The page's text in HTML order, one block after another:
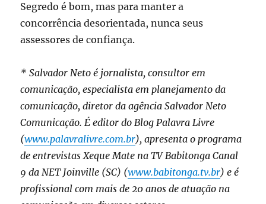
Segredo é bom, mas para manter a
concorrência desorientada, nunca seus
assessores de confiança.
* Salvador Neto é jornalista, consultor em
comunicação, especialista em planejamento da
comunicação, diretor da agência Salvador Neto
Comunicação. É editor do Blog Palavra Livre
(www.palavralivre.com.br), apresenta o programa
de entrevistas Xeque Mate na TV Babitonga Canal
9 da NET Joinville (SC) (www.babitonga.tv.br) e é
profissional com mais de 20 anos de atuação na